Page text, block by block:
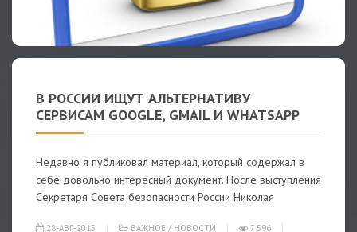
В РОССИИ ИЩУТ АЛЬТЕРНАТИВУ
СЕРВИСАМ GOOGLE, GMAIL И WHATSAPP
Недавно я публиковал материал, который содержал в
себе довольно интересный документ. После выступления
Секретаря Совета безопасности России Николая
28-АВГ-2015 ВАЖНОЕ / НОВОСТИ 7 596